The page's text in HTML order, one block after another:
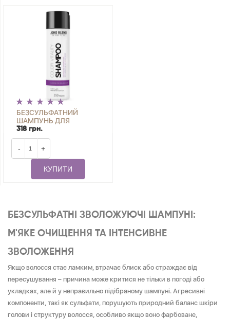
БЕЗСУЛЬФАТНИЙ
ШАМПУНЬ ДЛЯ
ФАРБОВАНОГО
ВОЛОССЯ COLOR
VITALITYL JOKO BLEND
318 грн.
- +
КУПИТИ
БЕЗСУЛЬФАТНІ ЗВОЛОЖУЮЧІ ШАМПУНІ:
М'ЯКЕ ОЧИЩЕННЯ ТА ІНТЕНСИВНЕ
ЗВОЛОЖЕННЯ
Якщо волосся стає ламким, втрачає блиск або страждає від
пересушування – причина може критися не тільки в погоді або
укладках, але й у неправильно підібраному шампуні. Агресивні
компоненти, такі як сульфати, порушують природний баланс шкіри
голови і структуру волосся, особливо якщо воно фарбоване,